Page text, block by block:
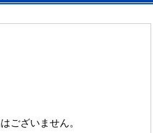
ございません。